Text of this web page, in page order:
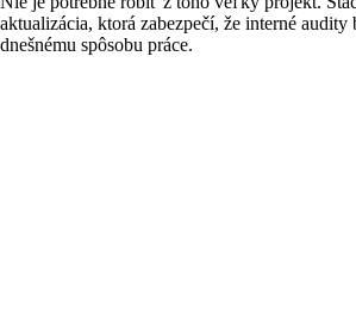
aktualizácia, ktorá zabezpečí, že interné
dnešnému spôsobu práce.